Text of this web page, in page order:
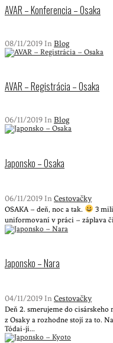
AVAR – Konferencia – Osaka
08/11/2019 In Blog
AVAR – Registrácia – Osaka
06/11/2019 In Blog
Japonsko – Osaka
06/11/2019 In Cestovačky
OSAKA – deň, noc a tak.
3
uniformovaní v práci – záplava
Japonsko – Nara
04/11/2019 In Cestovačky
Deň 2. smerujeme do cisárskeho
z Osaky a rozhodne stojí za to.
Tódai-ji...